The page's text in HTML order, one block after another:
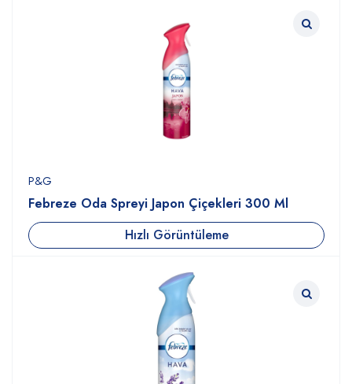
P&G
Febreze Oda Spreyi Japon Çiçekleri 300 Ml
Hızlı Görüntüleme